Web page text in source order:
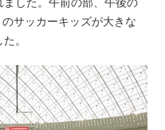
サッカーキッズが大きな
。